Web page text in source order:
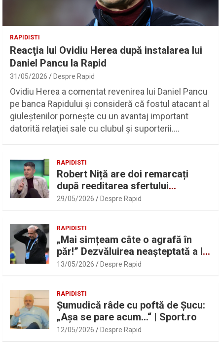
RAPIDISTI
Reacţia lui Ovidiu Herea după instalarea lui
Daniel Pancu la Rapid
31/05/2026 Despre Rapid
Ovidiu Herea a comentat revenirea lui Daniel Pancu
pe banca Rapidului şi consideră că fostul atacant al
giuleştenilor porneşte cu un avantaj important
datorită relaţiei sale cu clubul şi suporterii.…
RAPIDISTI
Robert Niță are doi remarcați
după reeditarea sfertului
UEFAntastic: „Lideri în teren” |
Sport.ro
29/05/2026 Despre Rapid
RAPIDISTI
„Mai simțeam câte o agrafă în
păr!” Dezvăluirea neașteptată a lui
Marius Șumudică despre Daniel
Pancu
13/05/2026 Despre Rapid
RAPIDISTI
Șumudică râde cu poftă de Șucu:
„Așa se pare acum…“ | Sport.ro
12/05/2026 Despre Rapid